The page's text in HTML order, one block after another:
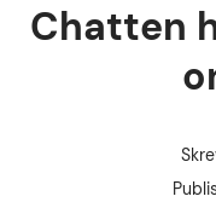
Chatten